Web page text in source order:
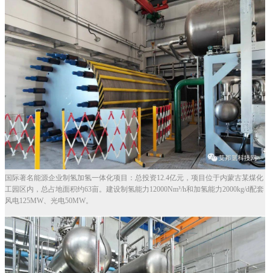
国际著名能源企业制氢加氢一体化项目：总投资12.4亿元，项目位于内蒙古某煤化
工园区内，总占地面积约63亩。建设制氢能力12000Nm³/h和加氢能力2000kg/d配套
风电125MW、光电50MW。